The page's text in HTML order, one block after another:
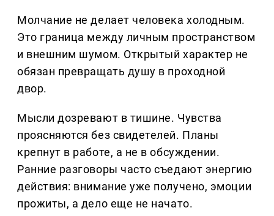
Молчание не делает человека холодным.
Это граница между личным пространством
и внешним шумом. Открытый характер не
обязан превращать душу в проходной
двор.
Мысли дозревают в тишине. Чувства
проясняются без свидетелей. Планы
крепнут в работе, а не в обсуждении.
Ранние разговоры часто съедают энергию
действия: внимание уже получено, эмоции
прожиты, а дело еще не начато.